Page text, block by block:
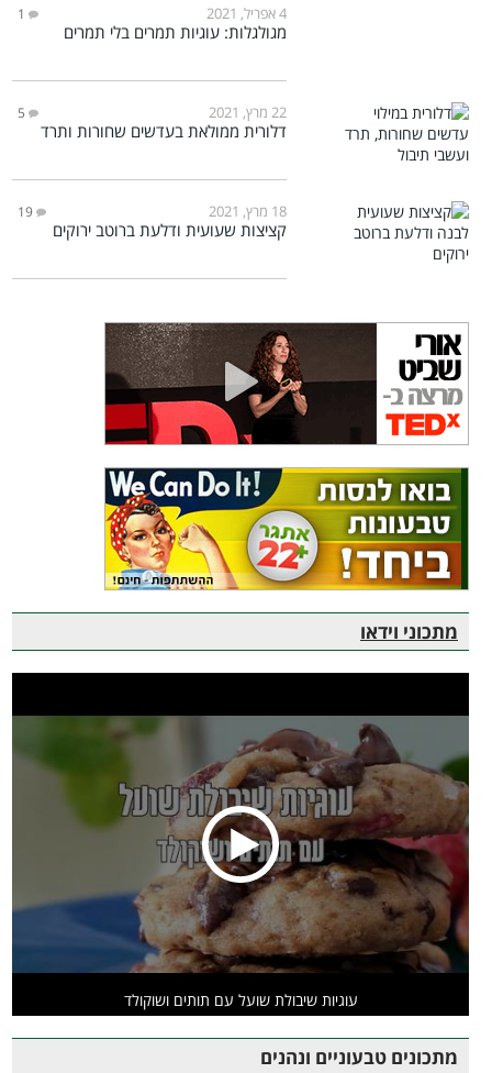
4 אפריל, 2021 1
מגולגלות: עוגיות תמרים בלי תמרים
22 מרץ, 2021 5
דלורית ממולאת בעדשים שחורות ותרד
18 מרץ, 2021 19
קציצות שעועית ודלעת ברוטב ירוקים
מתכוני וידאו
עוגיות שיבולת שועל עם תותים ושוקולד
מתכונים טבעוניים ונהנים